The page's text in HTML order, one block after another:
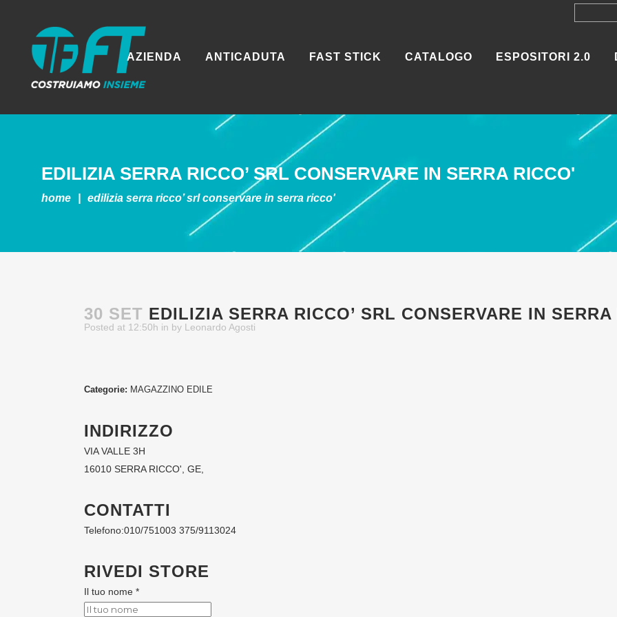
AZIENDA ANTICADUTA FAST STICK CATALOGO ESPOSITORI 2.0
EDILIZIA SERRA RICCO’ SRL CONSERVARE IN SERRA RICCO'
home edilizia serra ricco’ srlconservare in serra ricco'
30 SET EDILIZIA SERRA RICCO’ SRL CONSERVARE IN SERRA
Posted at 12:50h in by Leonardo Agosti
Categorie: MAGAZZINO EDILE
INDIRIZZO
VIA VALLE 3H
16010 SERRA RICCO', GE,
CONTATTI
Telefono:010/751003 375/9113024
RIVEDI STORE
Il tuo nome *